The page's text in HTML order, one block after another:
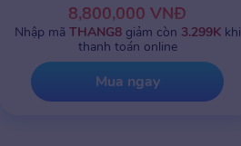
8,800,000 VNĐ
Nhập mã THANG8giảm còn 3.299Kkhi
thanh toán online
Mua ngay